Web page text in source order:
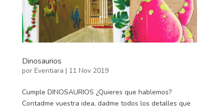
Dinosaurios
por Eventiara | 11 Nov 2019
Cumple DINOSAURIOS ¿Quieres que hablemos?
Contadme vuestra idea, dadme todos los detalles que